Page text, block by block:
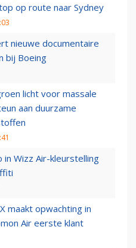
op route naar Sydney
nieuwe documentaire
bij Boeing
licht voor massale
aan duurzame
in Wizz Air-kleurstelling
maakt opwachting in
Air eerste klant